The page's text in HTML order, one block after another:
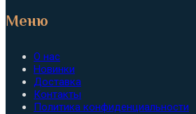
Меню
О нас
Новинки
Доставка
Контакты
Политика конфиденциальности